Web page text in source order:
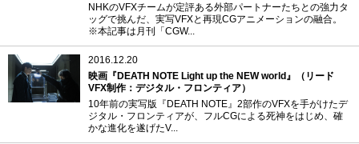
NHKのVFXチームが定評ある外部パートナーたちとの強力タ
ッグで挑んだ、実写VFXと再現CGアニメーションの融合。
※本記事は月刊「CGW...
2016.12.20
映画『DEATH NOTE Light up the NEW world』（リード
VFX制作：デジタル・フロンティア）
10年前の実写版『DEATH NOTE』2部作のVFXを手がけたデ
ジタル・フロンティアが、フルCGによる死神をはじめ、確
かな進化を遂げたV...